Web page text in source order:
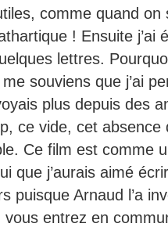
comme quand
! Ensuite j’ai
lettres.
souviens que j’ai
plus depuis des
ce vide, cet
Ce film est comme
que j’aurais aimé
puisque Arnaud l’a
vous entrez en